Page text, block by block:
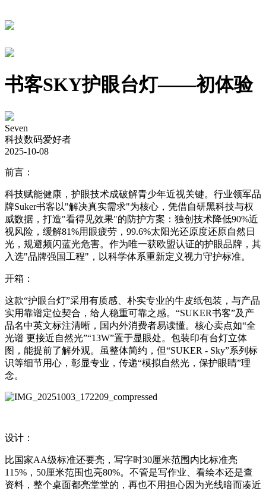
书客SKY护眼台灯——初体验
Seven
科技数码爱好者
2025-10-08
前言：
科技赋能健康，护眼技术成破解青少年近视关键。行业领军品
牌Suker书客以"解决真实需求"为核心，凭借自研黑科技与权
威数据，打造"看得见效果"的防护方案：独创技术降低90%近
视风险，缓解81%用眼疲劳，99.6%太阳光还原度还原自然日
光，规避频闪蓝光危害。作为唯一获欧盟认证的护眼品牌，其
入选"品牌强国工程"，以科学体系重新定义视力守护标准。
开箱：
这款“护眼台灯”采用有质感、朴实专业的牛皮纸包装，与产品
实用靠谱定位契合，给人稳重可靠之感。“SUKER书客”及产
品名中英文标注清晰，国内外消费者易读懂。核心卖点如“全
光谱 更接近自然光”“13W”置于显眼处。包装印有台灯立体
图，能提前了解外观。虽整体简约，但“SUKER - Sky”系列标
识等细节用心，彰显专业，传递“模拟自然光，保护眼睛”理
念。
设计：
比国家AA级标准还要亮，写字时30厘米范围内比标准亮
115%，50厘米范围也亮80%。不管是写作业、看绘本还是查
资料，整个桌面都亮堂堂的，再也不用担心因为光线暗而凑近